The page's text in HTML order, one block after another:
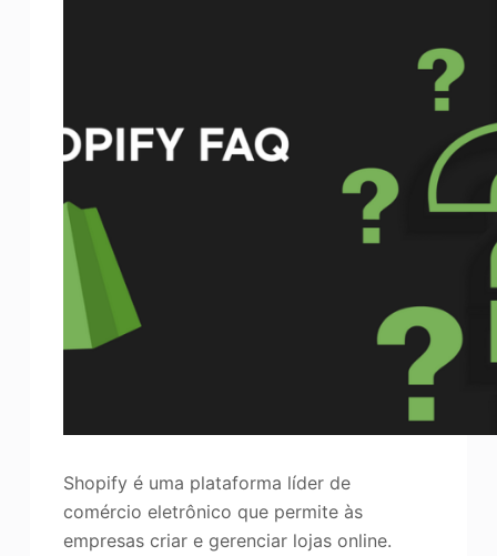
Shopify é uma plataforma líder de
comércio eletrônico que permite às
empresas criar e gerenciar lojas online.